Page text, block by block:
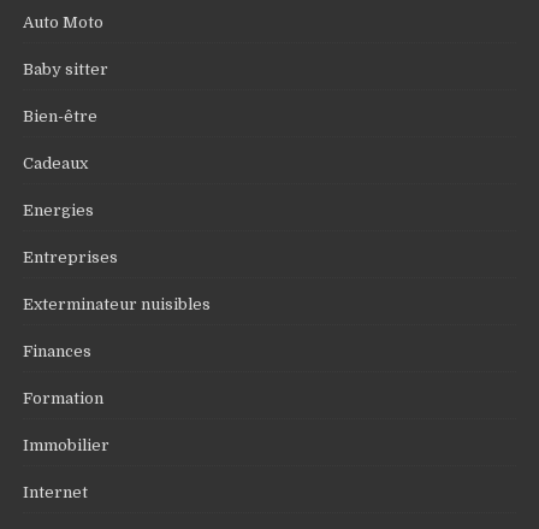
Auto Moto
Baby sitter
Bien-être
Cadeaux
Energies
Entreprises
Exterminateur nuisibles
Finances
Formation
Immobilier
Internet